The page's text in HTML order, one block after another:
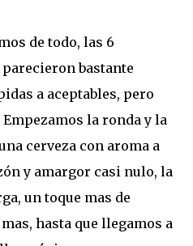
de todo, las 6
bastante
a aceptables, pero
la ronda y la
cerveza con aroma a
y amargor casi nulo, la
un toque mas de
hasta que llegamos a